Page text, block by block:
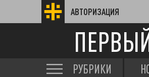
АВТОРИЗАЦИЯ
РУБРИКИ